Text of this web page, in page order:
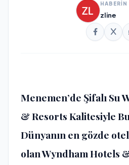
HABERİN
zline
Menemen’de Şifalı Su
& Resorts Kalitesiyle
Dünyanın en gözde
olan Wyndham Hotels